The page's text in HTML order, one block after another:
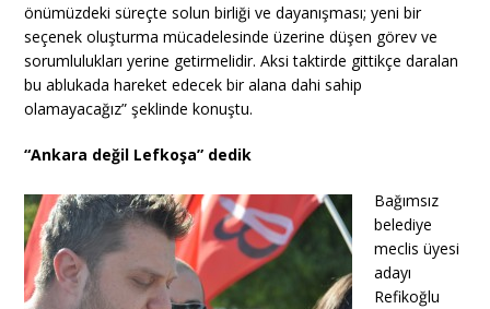
önümüzdeki süreçte solun birliği ve dayanışması; yeni bir
seçenek oluşturma mücadelesinde üzerine düşen görev ve
sorumlulukları yerine getirmelidir. Aksi taktirde gittikçe daralan
bu ablukada hareket edecek bir alana dahi sahip
olamayacağız” şeklinde konuştu.
“Ankara değil Lefkoşa” dedik
Bağımsız
belediye
meclis üyesi
adayı
Refikoğlu